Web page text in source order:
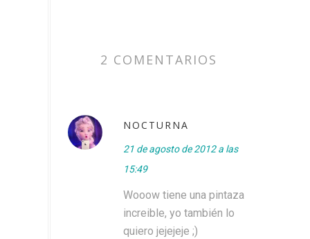
2 COMENTARIOS
NOCTURNA
21 de agosto de 2012 a las
15:49
Wooow tiene una pintaza
increible, yo también lo
quiero jejejeje ;)